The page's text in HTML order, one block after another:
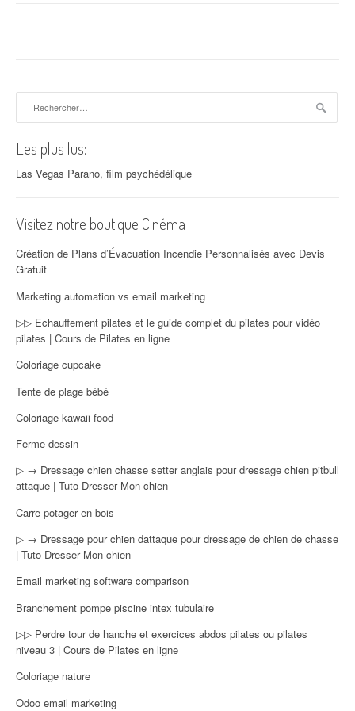
Les plus lus:
Las Vegas Parano, film psychédélique
Visitez notre boutique Cinéma
Création de Plans d’Évacuation Incendie Personnalisés avec Devis
Gratuit
Marketing automation vs email marketing
▷▷ Echauffement pilates et le guide complet du pilates pour vidéo
pilates | Cours de Pilates en ligne
Coloriage cupcake
Tente de plage bébé
Coloriage kawaii food
Ferme dessin
▷ → Dressage chien chasse setter anglais pour dressage chien pitbull
attaque | Tuto Dresser Mon chien
Carre potager en bois
▷ → Dressage pour chien dattaque pour dressage de chien de chasse
| Tuto Dresser Mon chien
Email marketing software comparison
Branchement pompe piscine intex tubulaire
▷▷ Perdre tour de hanche et exercices abdos pilates ou pilates
niveau 3 | Cours de Pilates en ligne
Coloriage nature
Odoo email marketing